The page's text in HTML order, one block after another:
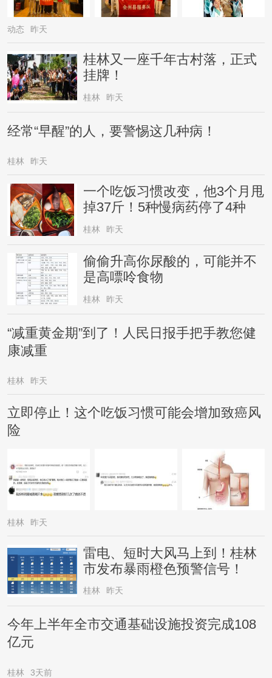
动态 昨天
桂林又一座千年古村落，正式
挂牌！
桂林 昨天
经常“早醒”的人，要警惕这几种病！
桂林 昨天
一个吃饭习惯改变，他3个月甩
掉37斤！5种慢病药停了4种
桂林 昨天
偷偷升高你尿酸的，可能并不
是高嘌呤食物
桂林 昨天
“减重黄金期”到了！人民日报手把手教您健
康减重
桂林 昨天
立即停止！这个吃饭习惯可能会增加致癌风
险
桂林 昨天
雷电、短时大风马上到！桂林
市发布暴雨橙色预警信号！
桂林 昨天
今年上半年全市交通基础设施投资完成108
亿元
桂林 3天前